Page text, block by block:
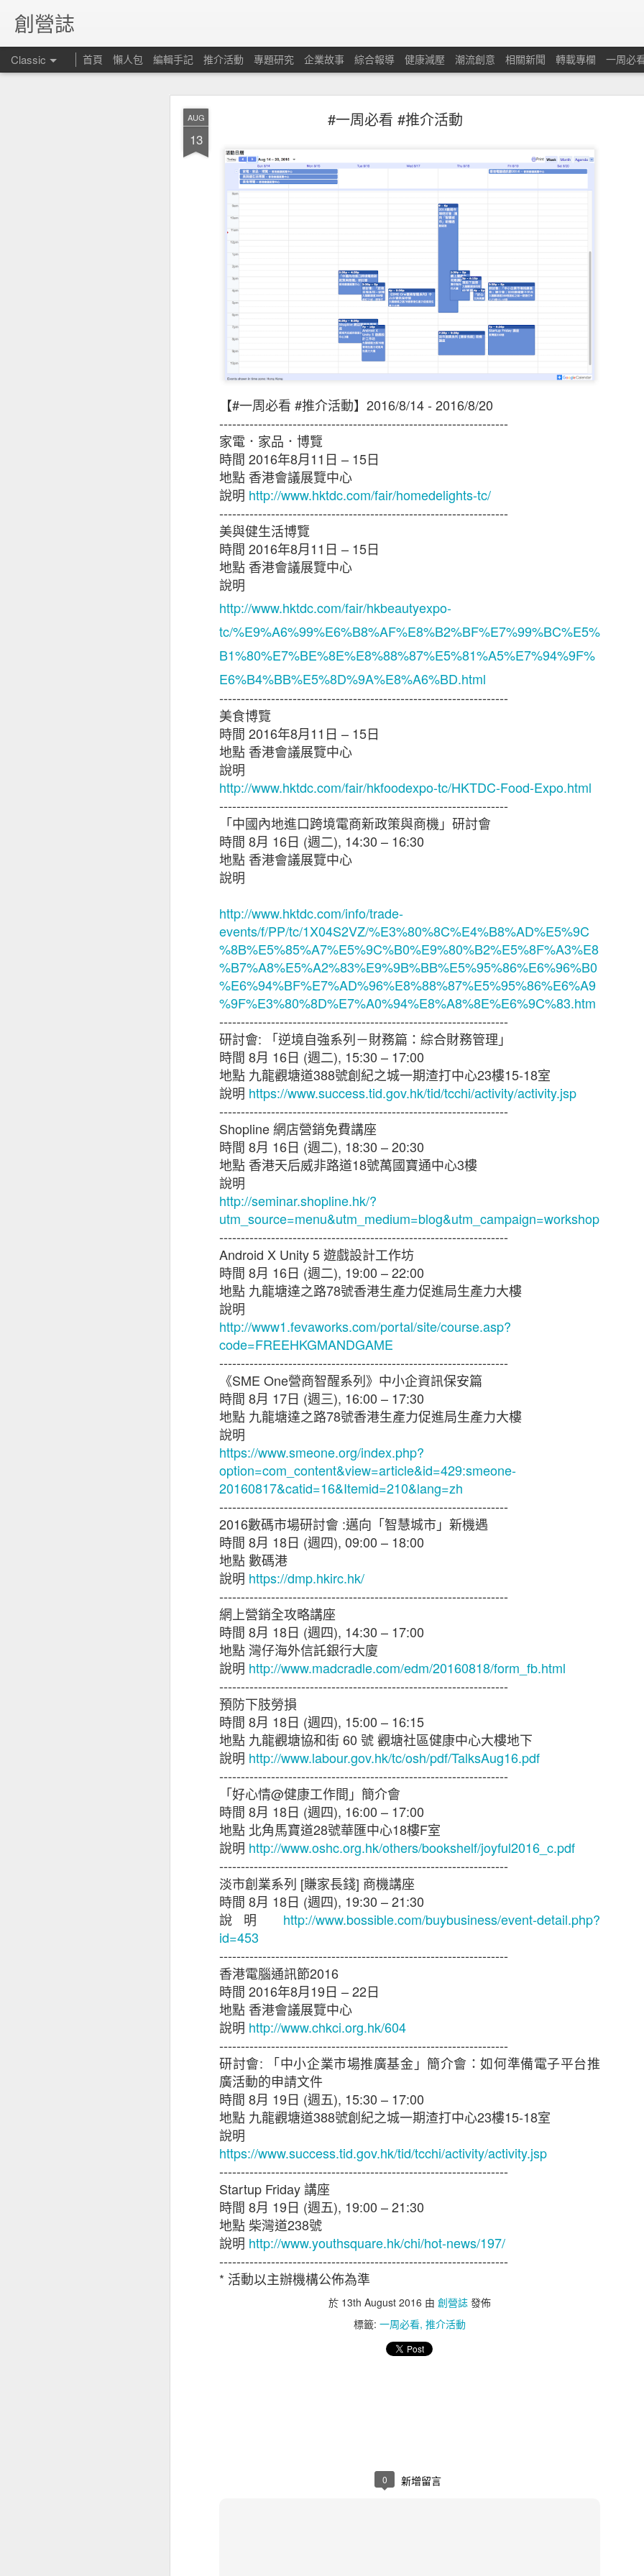
AUG
13
#一周必看 #推介活動
【#一周必看 #‎推介活動】 2016/8/14 - 2016/8/20
-------------------------------------------------------------------
家電．家品．博覽
時間 2016年8月11 日 – 15日
地點 香港會議展覽中心
說明 http://www.hktdc.com/fair/homedelights-tc/
-------------------------------------------------------------------
美與健生活博覽
時間 2016年8月11 日 – 15日
地點 香港會議展覽中心
說明
http://www.hktdc.com/fair/hkbeautyexpo-
tc/%E9%A6%99%E6%B8%AF%E8%B2%BF%E7%99%BC%E5%
B1%80%E7%BE%8E%E8%88%87%E5%81%A5%E7%94%9F%
E6%B4%BB%E5%8D%9A%E8%A6%BD.html
-------------------------------------------------------------------
美食博覽
時間 2016年8月11 日 – 15日
地點 香港會議展覽中心
說明
http://www.hktdc.com/fair/hkfoodexpo-tc/HKTDC-Food-Expo.html
-------------------------------------------------------------------
「中國內地進口跨境電商新政策與商機」研討會
時間 8月 16日 (週二), 14:30 – 16:30
地點 香港會議展覽中心
說明
http://www.hktdc.com/info/trade-
events/f/PP/tc/1X04S2VZ/%E3%80%8C%E4%B8%AD%E5%9C
%8B%E5%85%A7%E5%9C%B0%E9%80%B2%E5%8F%A3%E8
%B7%A8%E5%A2%83%E9%9B%BB%E5%95%86%E6%96%B0
%E6%94%BF%E7%AD%96%E8%88%87%E5%95%86%E6%A9
%9F%E3%80%8D%E7%A0%94%E8%A8%8E%E6%9C%83.htm
-------------------------------------------------------------------
研討會:
「逆境自強系列－財務篇：綜合財務管理」
時間 8月 16日 (週二), 15:30 – 17:00
地點 九龍觀塘道388號創紀之城一期渣打中心23樓15-18室
說明 https://www.success.tid.gov.hk/tid/tcchi/activity/activity.jsp
-------------------------------------------------------------------
Shopline 網店營銷免費講座
時間 8月 16日 (週二), 18:30 – 20:30
地點 香港天后威非路道18號萬國寶通中心3樓
說明
http://seminar.shopline.hk/?
utm_source=menu&utm_medium=blog&utm_campaign=workshop
-------------------------------------------------------------------
Android X Unity 5遊戲設計工作坊
時間 8月 16日 (週二), 19:00 – 22:00
地點 九龍塘達之路78號香港生產力促進局生產力大樓
說明
http://www1.fevaworks.com/portal/site/course.asp?
code=FREEHKGMANDGAME
-------------------------------------------------------------------
《SME One營商智醒系列》中小企資訊保安篇
時間 8月 17日 (週三), 16:00 – 17:30
地點 九龍塘達之路78號香港生產力促進局生產力大樓
說明
https://www.smeone.org/index.php?
option=com_content&view=article&id=429:smeone-
20160817&catid=16&Itemid=210&lang=zh
-------------------------------------------------------------------
2016數碼市場研討會 :邁向「智慧城市」新機遇
時間 8月 18日 (週四), 09:00 – 18:00
地點數碼港
說明 https://dmp.hkirc.hk/
-------------------------------------------------------------------
網上營銷全攻略講座
時間 8月 18日 (週四), 14:30 – 17:00
地點灣仔海外信託銀行大廈
說明 http://www.madcradle.com/edm/20160818/form_fb.html
-------------------------------------------------------------------
預防下肢勞損
時間 8月 18日 (週四), 15:00 – 16:15
地點 九龍觀塘協和街60 號觀塘社區健康中心大樓地下
說明 http://www.labour.gov.hk/tc/osh/pdf/TalksAug16.pdf
-------------------------------------------------------------------
「好心情@健康工作間」簡介會
時間 8月 18日 (週四), 16:00 – 17:00
地點 北角馬寶道28號華匯中心18樓F室
說明 http://www.oshc.org.hk/others/bookshelf/joyful2016_c.pdf
-------------------------------------------------------------------
淡市創業系列 [賺家長錢] 商機講座
時間 8月 18日 (週四), 19:30 – 21:30
說明 http://www.bossible.com/buybusiness/event-detail.php?
id=453
-------------------------------------------------------------------
香港電腦通訊節2016
時間 2016年8月19日 – 22日
地點 香港會議展覽中心
說明 http://www.chkci.org.hk/604
-------------------------------------------------------------------
研討會:
「中小企業市場推廣基金」簡介會：如何準備電子平台推
廣活動的申請文件
時間 8月 19日 (週五), 15:30 – 17:00
地點 九龍觀塘道388號創紀之城一期渣打中心23樓15-18室
說明
https://www.success.tid.gov.hk/tid/tcchi/activity/activity.jsp
-------------------------------------------------------------------
Startup Friday講座
時間 8月 19日 (週五), 19:00 – 21:30
地點柴灣道238號
說明 http://www.youthsquare.hk/chi/hot-news/197/
-------------------------------------------------------------------
* 活動以主辦機構公佈為準
於 13th August 2016 由 創營誌 發佈
標籤: 一周必看 推介活動
0 新增留言
創營誌
Classic 首頁 懶人包 編輯手記 推介活動 專題研究 企業故事 綜合報導 健康減壓 潮流創意 相關新聞 轉載專欄 一周必
昆士蘭保險調查：本港中小企對商業及經濟前景重拾信心
但仍憂慮經濟有可能下滑及在獲取新客戶和控制業務成本方面
昆士蘭保險香港最新的調查發現，本港中小企對商業及經濟前景已重拾信
香港及其他市場經濟有可能下滑、難於獲取新客戶及業務成本上漲等問題。
是次發表的中小企調查顯示，近五分之二（39%）的香港中小企表示過去
下滑，並曾憂慮經濟前景將更趨悲觀，持相反看法的受訪者則有三分之一
被問及未來12個月的前景時，接近一半（47%）的中小企預計其業務的銷
為經濟前景正面。
儘管對前景持樂觀態度，但不少中小企表示憂慮香港及其他市場的經濟有
影響其業務表現（38%），該比例較2021年大幅上升8個百分點。他們認
徵狀是：投資者和消費者信心下跌、全球通脹上升以及本港客戶需求下降
能性外，中小企亦擔心在保留現有客戶及獲取新客戶時面對的困難（37%
（34%）。
值得注意的是，越來越多中小企憂慮董事被指控參與不當行為而須承擔
2020年的18%逐漸上升至是次調查顯示的26%，其中一個潛在原因是監管要
基於上述的憂慮，中小企預計在未來12個月將增加在僱員培訓、僱員人數
面的開支，同時繼續全力控制成本。
擁有海外業務的本港中小企比例為 29%，較2021年的37%有所下降。然而
接近半數（47%）中小企仍計劃在未來一至兩年擴大海外業務，再次反映
取新客戶方面的擔憂。雖然中小企擁有進取的拓展計劃，但他們對跨國保
37% ，較2021年的43%為低。其中，大型中小企以及已經國際化並有意進
小企對跨國保險的認識最多。至於只有本地業務的受訪中小企中，14%
場，當中72%會考慮購買跨國保險。
昆士蘭保險北亞地區行政總裁及亞洲區區域分銷主管于蕾表示：「雖然部
能出現負面因素，但他們似乎對明年持審慎樂觀態度，並希望在本港和海
要考慮不斷演變的當地法律、市場慣例和保險規定，以至及稅務規例、
等，企業要在不同市場妥善處理和安排保險並非易事。然而，他們對成本
其忽視保險作為風險管理工具的價值。」
只有少數中小企有就其關注的業務風險購買相關保險
本港中小企最關注的業務風險仍然是業務中斷導致收入減少（75%）、核
及設備故障（69%）。雖然中小企對這些事件的憂慮在過去三年不斷增加
16%和18%持有相關保險以應對以上情況。
于蕾表示：「就業務連續性進行規劃對於中小企而言至關重要，這種規劃
性，亦可以協助企業在業務中斷時迅速應對。在不明朗的經濟環境下，
用，幫助中小企應付設備故障、財產損失和公共責任索償等有可能中斷
信，適切的保障可以令中小企放心並有信心地專注其業務。我們隨時為
引，讓他們找到對其業務最合適、最具成本效益的保險方案。」
中小企調查由昆士蘭保險香港委託於2022年10月進行，訪問來自不同行業
※ 以上內容資料只供參考之用，如果以上內容有任何出錯，請即與
若是您反對使用，我們會儘速移除相關內容以尊重版權人的意
於15th February 2023 由
提供有效贏取網上顧客心的電商策略六大秘訣
「香港電商與網絡安全問卷調查2021」結果
疫情加速本地電商發展．2020年有91%受訪者曾於網上購物
36% 電商顧客收過與其網購相關的可疑訊息
香港互聯網註冊管理有限公司（簡稱「HKIRC」 ）今日公布「香港電商
2021」（調查）結果。新冠病毒疫情出現，加速了世界數碼化的發展，並
變化，而網絡安全也更形重要。本次調查旨在探討香港採用電子商貿（電
絡安全的密切關係。
HKIRC於六月中旬曾進行一項研究，調查新冠病毒疫情期間，香港消費者
及零售商開展網上業務時所面對的挑戰。該項調查成功訪問了近1,300名
3. 使用專用的企業域名電郵地址，而非一般免費電郵
4. 選用最佳域名，以增強消費者信心